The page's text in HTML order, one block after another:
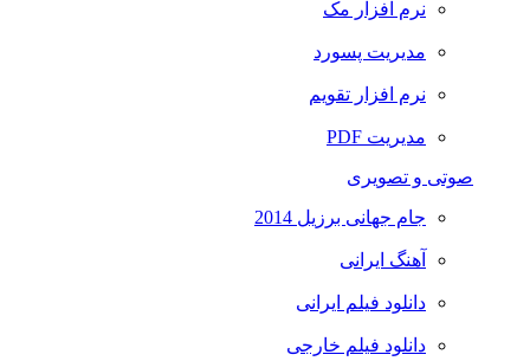
نرم افزار مک
مدیریت پسورد
نرم افزار تقویم
مدیریت PDF
صوتی و تصویری
جام جهانی برزیل 2014
آهنگ ایرانی
دانلود فیلم ایرانی
دانلود فیلم خارجی